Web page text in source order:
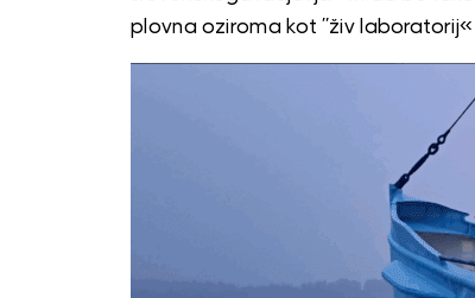
plovna oziroma kot ”živ